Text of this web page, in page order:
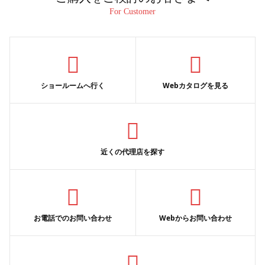
For Customer
ショールームへ行く Webカタログを見る
近くの代理店を探す
お電話でのお問い合わせ Webからお問い合わせ